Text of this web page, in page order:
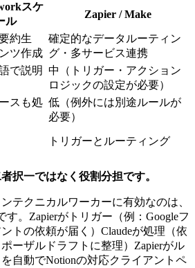
スケ
ル
Zapier / Make
約生
ツ作成
確定的なデータルーティン
グ・多サービス連携
で説明 中（トリガー・アクション
ロジックの設定が必要）
スも処 低（例外には別途ルールが
必要）
トリガーとルーティング
択一ではなく役割分担です。
テクニカルワーカーに有効なのは、
。Zapierがトリガー（例：Googleフ
トの依頼が届く）Claudeが処理（依
ーザルドラフトに整理）Zapierがル
自動でNotionの対応クライアントペ